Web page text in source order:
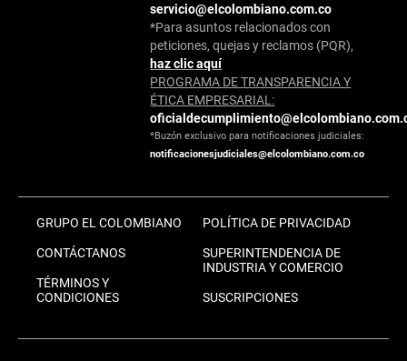
servicio@elcolombiano.com.co
*Para asuntos relacionados con
peticiones, quejas y reclamos (PQR),
haz clic aquí
PROGRAMA DE TRANSPARENCIA Y
ÉTICA EMPRESARIAL:
*Buzón exclusivo para notificaciones judiciales:
notificacionesjudiciales@elcolombiano.com.co
GRUPO EL COLOMBIANO
CONTÁCTANOS
TÉRMINOS Y
CONDICIONES
POLÍTICA DE PRIVACIDAD
SUPERINTENDENCIA DE
INDUSTRIA Y COMERCIO
SUSCRIPCIONES